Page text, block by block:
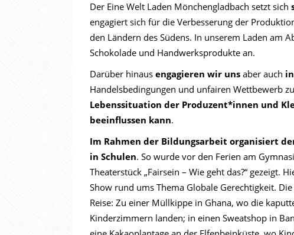
Der Eine Welt Laden Mönchengladbach setzt sich
engagiert sich für die Verbesserung der
den Ländern des Südens. In unserem Laden am
Schokolade und Handwerksprodukte an.
Darüber hinaus engagieren wir uns aber auch
Handelsbedingungen und unfairen Wettbewerb
Lebenssituation der Produzent*innen und
beeinflussen kann.
Im Rahmen der Bildungsarbeit organisiert
in Schulen. So wurde vor den Ferien am
Theaterstück „Fairsein – Wie geht das?“ gezeigt.
Show rund ums Thema Globale Gerechtigkeit.
Reise: Zu einer Müllkippe in Ghana, wo die
Kinderzimmern landen; in einen Sweatshop in